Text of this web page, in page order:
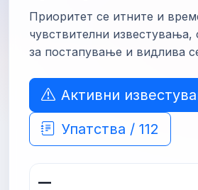
Приоритет се итните и
чувствителни известувања,
за постапување и видлива
Активни
Упатства / 112
—